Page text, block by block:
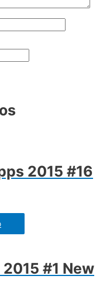
2015 #16
#1 New